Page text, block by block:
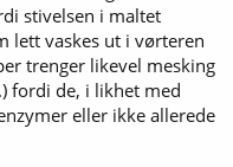
stivelsen i maltet
lett vaskes ut i vørteren
trenger likevel mesking
fordi de, i likhet med
eller ikke allerede